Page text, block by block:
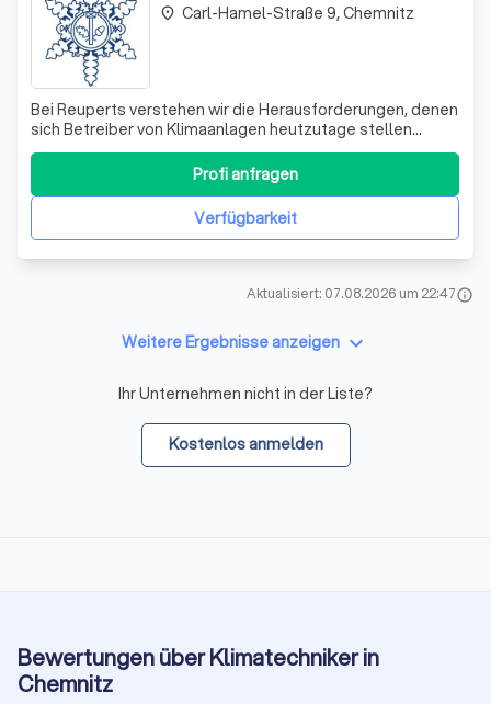
Bei Reuperts verstehen wir die Herausforderungen, denen
sich Betreiber von Klimaanlagen heutzutage stellen
müssen. Deshalb bieten wir Ihnen maßgeschneiderte
Lösungen zur Luftreinigung, die auf die neuesten
Technologien setzen. Unsere Expertise ermöglicht es
uns, Ihre bestehenden Klimasysteme unabhän
Verfügbarkeit
Profi anfragen
place Carl-Hamel-Straße 9, Chemnitz
Aktualisiert: 07.08.2026 um 22:47info
Weitere Ergebnisse anzeigen keyboard_arrow_down
Ihr Unternehmen nicht in der Liste?
Kostenlos anmelden
Bewertungen über Klimatechniker in
Chemnitz